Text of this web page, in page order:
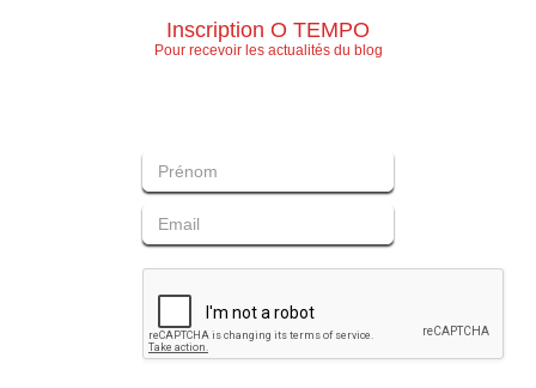
Inscription O TEMPO
Pour recevoir les actualités du blog